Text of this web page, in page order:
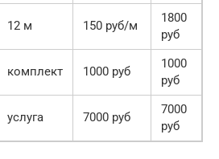
12 м 150 руб/м
1800
руб
комплект 1000 руб
1000
руб
услуга 7000 руб
7000
руб